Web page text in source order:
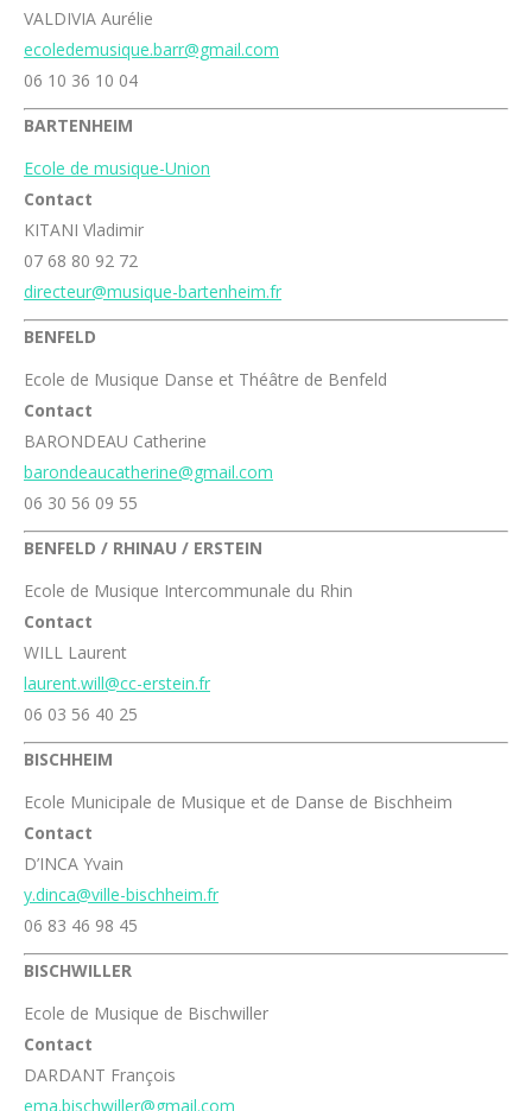
VALDIVIA Aurélie
ecoledemusique.barr@gmail.com
06 10 36 10 04
BARTENHEIM
Ecole de musique-Union
Contact
KITANI Vladimir
07 68 80 92 72
directeur@musique-bartenheim.fr
BENFELD
Ecole de Musique Danse et Théâtre de Benfeld
Contact
BARONDEAU Catherine
barondeaucatherine@gmail.com
06 30 56 09 55
BENFELD / RHINAU / ERSTEIN
Ecole de Musique Intercommunale du Rhin
Contact
WILL Laurent
laurent.will@cc-erstein.fr
06 03 56 40 25
BISCHHEIM
Ecole Municipale de Musique et de Danse de Bischheim
Contact
D’INCA Yvain
y.dinca@ville-bischheim.fr
06 83 46 98 45
BISCHWILLER
Ecole de Musique de Bischwiller
Contact
DARDANT François
ema.bischwiller@gmail.com